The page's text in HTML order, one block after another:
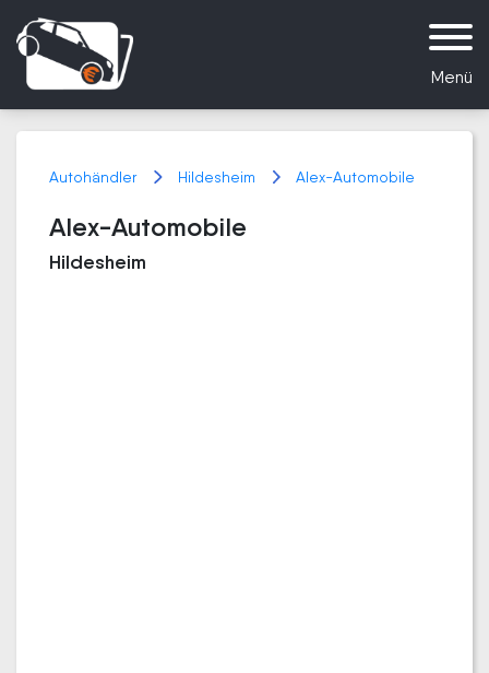
Menü
Autohändler Hildesheim Alex-Automobile
Alex-Automobile
Hildesheim